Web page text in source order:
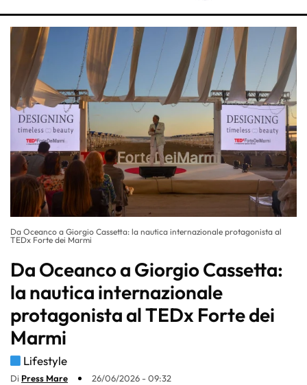
Da Oceanco a Giorgio Cassetta: la nautica internazionale protagonista al
TEDx Forte dei Marmi
Da Oceanco a Giorgio Cassetta:
la nautica internazionale
protagonista al TEDx Forte dei
Marmi
Lifestyle
Di Press Mare 26/06/2026 - 09:32